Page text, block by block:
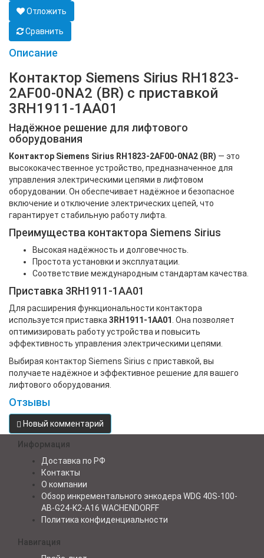
Отложить
Сравнить
Описание
Контактор Siemens Sirius RH1823-
2AF00-0NA2 (BR) с приставкой
3RH1911-1AA01
Надёжное решение для лифтового
оборудования
Контактор Siemens Sirius RH1823-2AF00-0NA2 (BR) — это
высококачественное устройство, предназначенное для
управления электрическими цепями в лифтовом
оборудовании. Он обеспечивает надёжное и безопасное
включение и отключение электрических цепей, что
гарантирует стабильную работу лифта.
Преимущества контактора Siemens Sirius
Высокая надёжность и долговечность.
Простота установки и эксплуатации.
Соответствие международным стандартам качества.
Приставка 3RH1911-1AA01
Для расширения функциональности контактора
используется приставка 3RH1911-1AA01 . Она позволяет
оптимизировать работу устройства и повысить
эффективность управления электрическими цепями.
Выбирая контактор Siemens Sirius с приставкой, вы
получаете надёжное и эффективное решение для вашего
лифтового оборудования.
Отзывы
Новый комментарий
Информация
Доставка по РФ
Контакты
О компании
Обзор инкрементального энкодера WDG 40S-100-
AB-G24-K2-A16 WACHENDORFF
Политика конфиденциальности
Навигация